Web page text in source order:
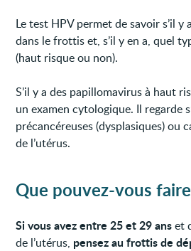
Le test HPV permet de savoir s’il y
dans le frottis et, s’il y en a, quel
(haut risque ou non).
S’il y a des papillomavirus à haut
un examen cytologique. Il regarde
précancéreuses (dysplasiques) ou
de l’utérus.
Que pouvez-vous
Si vous avezentre 25 et 29 anset
de l’utérus, pensez au frottis de